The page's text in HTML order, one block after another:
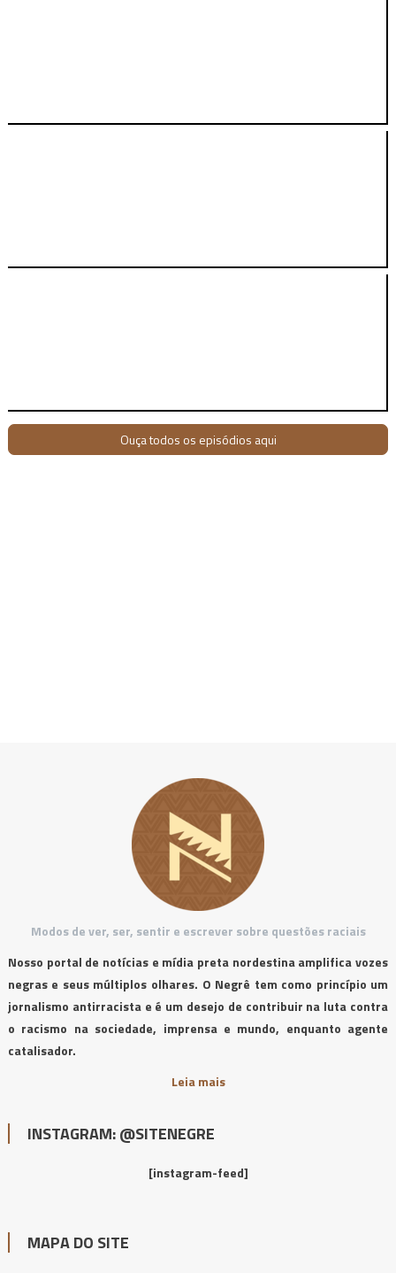
Ouça todos os episódios aqui
Modos de ver, ser, sentir e escrever sobre questões raciais
Nosso portal de notícias e mídia preta nordestina amplifica vozes
negras e seus múltiplos olhares. O Negrê tem como princípio um
jornalismo antirracista e é um desejo de contribuir na luta contra
o racismo na sociedade, imprensa e mundo, enquanto agente
catalisador.
Leia mais
INSTAGRAM: @SITENEGRE
[instagram-feed]
MAPA DO SITE